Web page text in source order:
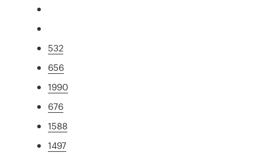
532
656
1990
676
1588
1497